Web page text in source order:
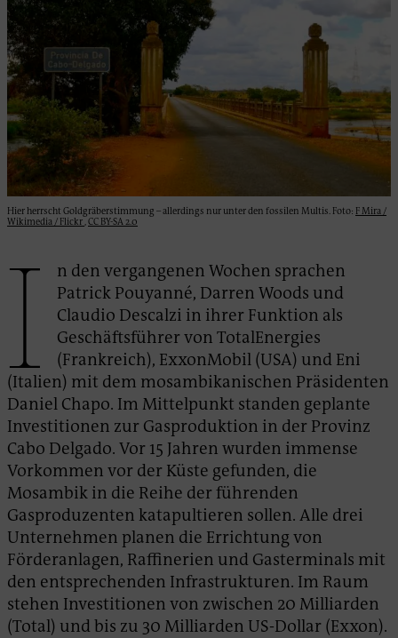
Hier herrscht Goldgräberstimmung – allerdings nur unter den fossilen Multis. Foto: F Mira /
Wikimedia / Flickr ,CC BY-SA 2.0
I
n den vergangenen Wochen sprachen
Patrick Pouyanné, Darren Woods und
Claudio Descalzi in ihrer Funktion als
Geschäftsführer von TotalEnergies
(Frankreich), ExxonMobil (USA) und Eni
(Italien) mit dem mosambikanischen Präsidenten
Daniel Chapo. Im Mittelpunkt standen geplante
Investitionen zur Gasproduktion in der Provinz
Cabo Delgado. Vor 15 Jahren wurden immense
Vorkommen vor der Küste gefunden, die
Mosambik in die Reihe der führenden
Gasproduzenten katapultieren sollen. Alle drei
Unternehmen planen die Errichtung von
Förderanlagen, Raffinerien und Gasterminals mit
den entsprechenden Infrastrukturen. Im Raum
stehen Investitionen von zwischen 20 Milliarden
(Total) und bis zu 30 Milliarden US-Dollar (Exxon).